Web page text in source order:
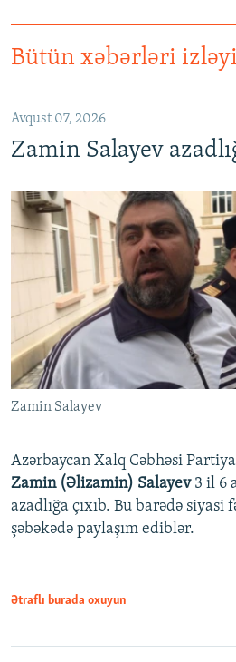
Bütün xəbərləri
Avqust 07, 2026
Zamin Salayev
Zamin Salayev
Azərbaycan Xalq Cəbhəsi
Zamin (Əlizamin) Salayev 3 il 6
azadlığa çıxıb. Bu barədə siyasi
şəbəkədə paylaşım ediblər.
Ətraflı burada oxuyun